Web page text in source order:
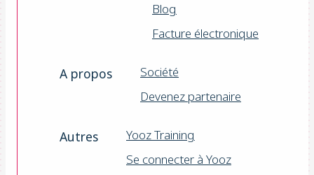
Blog
Facture électronique
A propos
Société
Devenez partenaire
Autres
Yooz Training
Se connecter à Yooz